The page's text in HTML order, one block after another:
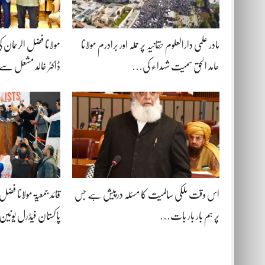
مادر علمی دارالعلوم حقانیہ پر حملہ اور برادرم مولانا
حامد الحق سمیت شہداء کی…
مولانا فضل
ڈاکٹر خالد مشعل
اس وقت ملکی سالمیت کا مسئلہ درپیش ہے جس
پر ہم بار بار بات…
قائد جمعیۃ مولانا
پاکستان فیڈرل